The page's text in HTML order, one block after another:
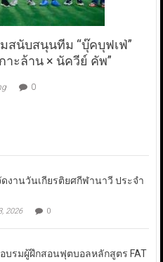
สนับสนุนทีม “บุ๊คบุฟเฟ่”
าะล้าน × นัควีย์ คัพ”
0
ดงานวันเกียรติยศกีฬานาวี ประจำ
2026 0
อบรมผู้ฝึกสอนฟุตบอลหลักสูตร FAT